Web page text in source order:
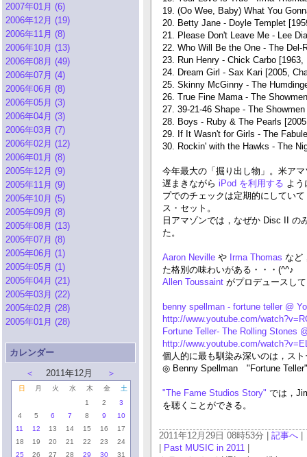
2007年01月 (6)
2006年12月 (19)
2006年11月 (8)
2006年10月 (13)
2006年08月 (49)
2006年07月 (4)
2006年06月 (8)
2006年05月 (3)
2006年04月 (3)
2006年03月 (7)
2006年02月 (12)
2006年01月 (8)
2005年12月 (9)
2005年11月 (9)
2005年10月 (5)
2005年09月 (8)
2005年08月 (13)
2005年07月 (8)
2005年06月 (1)
2005年05月 (1)
2005年04月 (21)
2005年03月 (22)
2005年02月 (28)
2005年01月 (28)
カレンダー
＜
2011年12月 ＞
日 月 火 水 木 金
土
1
2
3
4
5 6 7 8 9
10
11
12 13 14 15 16
17
18
19 20 21 22 23
24
25
26 27 28 29 30 31
19. (Oo Wee, Baby) What You
20. Betty Jane - Doyle Templet
21. Please Don't Leave Me - Lee
22. Who Will Be the One - The Del-
23. Run Henry - Chick Carbo
24. Dream Girl - Sax Kari [2005,
25. Skinny McGinny - The
26. True Fine Mama - The
27. 39-21-46 Shape - The
28. Boys - Ruby & The Pearls
29. If It Wasn't for Girls - The
30. Rockin' with the Hawks - The
今年最大の「掘り出し物」。米ア
遅まきながら iPod を利用する よう
プでのチェックは定期的にしてい
ス・セット。
日アマゾンでは，なぜか Disc II の
た。
Aaron Neville や Irma Thomas など
た格別の味わいがある・・・(^^♪
Allen Toussaint がプロデュースし
benny spellman - fortune teller @
http://www.youtube.com/
Fortune Teller- The Rolling Stones
http://www.youtube.com/
個人的に最も馴染み深いのは，ス
◎ Benny Spellman "Fortune
"The Fame Studios Story" では，
を聴くことができる。
2011年12月29日 08時53分 | 記事へ
Past MUSIC in 2011